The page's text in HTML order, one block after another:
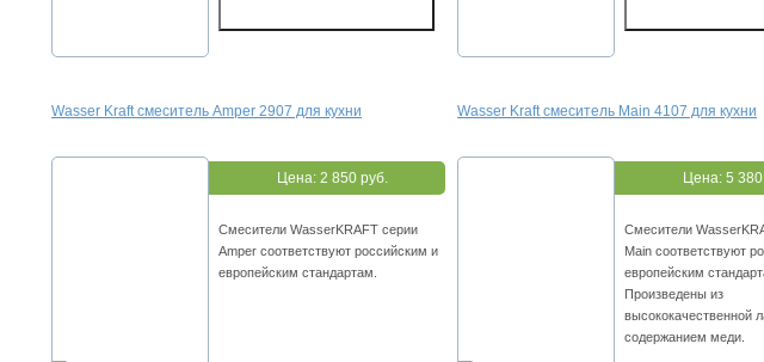
Wasser Kraft смеситель Amper 2907 для кухни
Цена: 2 850 руб.
Смесители WasserKRAFT серии
Amper соответствуют российским и
европейским стандартам.
Wasser Kraft смеситель Main 4107 для кухни
Цена: 5
Смесители
Main соответствуют
европейским
Произведены из
высококачественной
содержанием меди.